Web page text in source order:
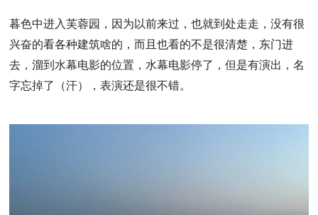
暮色中进入芙蓉园，因为以前来过，也就到处走走，没有很
兴奋的看各种建筑啥的，而且也看的不是很清楚，东门进
去，溜到水幕电影的位置，水幕电影停了，但是有演出，名
字忘掉了（汗），表演还是很不错。